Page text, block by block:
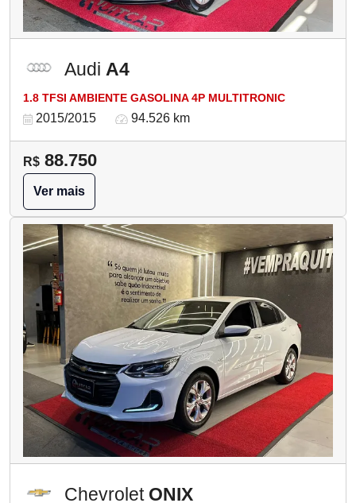
Audi A4
1.8 TFSI AMBIENTE GASOLINA 4P MULTITRONIC
2015/2015 94.526 km
R$ 88.750
Ver mais
Chevrolet ONIX